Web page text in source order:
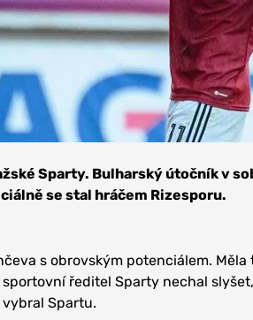
Sparty. Bulharský útočník v
se stal hráčem Rizesporu.
s obrovským potenciálem.
ředitel Sparty nechal
Spartu.